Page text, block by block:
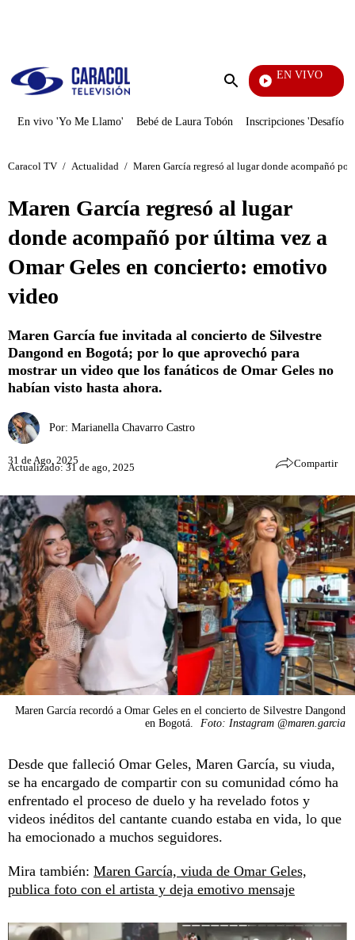
Enviar
EN VIVO
Pura Diversión
En vivo 'Yo Me Llamo' Bebé de Laura Tobón Inscripciones 'Desafío'
Caracol TV / Actualidad / Maren García regresó al lugar donde acompañó
Maren García regresó al lugar
donde acompañó por última vez a
Omar Geles en concierto: emotivo
video
Maren García fue invitada al concierto de Silvestre
Dangond en Bogotá; por lo que aprovechó para
mostrar un video que los fanáticos de Omar Geles no
habían visto hasta ahora.
Por: Marianella Chavarro Castro
31 de Ago, 2025
Actualizado: 31 de ago, 2025 Compartir
Maren García recordó a Omar Geles en el concierto de Silvestre Dangond
en Bogotá.
Foto: Instagram @maren.garcia
Desde que falleció Omar Geles, Maren García, su viuda,
se ha encargado de compartir con su comunidad cómo ha
enfrentado el proceso de duelo y ha revelado fotos y
videos inéditos del cantante cuando estaba en vida, lo que
ha emocionado a muchos seguidores.
Mira también: Maren García, viuda de Omar Geles,
publica foto con el artista y deja emotivo mensaje